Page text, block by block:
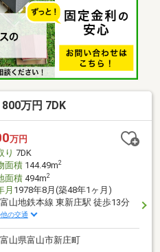
点は何でもお気軽にご相談く
頂けるまでご相談をお受けいた
いただくか、【オレンジ色資
学予約をする（無料）ボタン】
万円 7DK
万円
り 7DK
面積144.49m2
面積494m2
月 1978年8月(築48年1ヶ月)
富山地鉄本線 東新庄駅 徒歩13分
の交通
富山県富山市新庄町